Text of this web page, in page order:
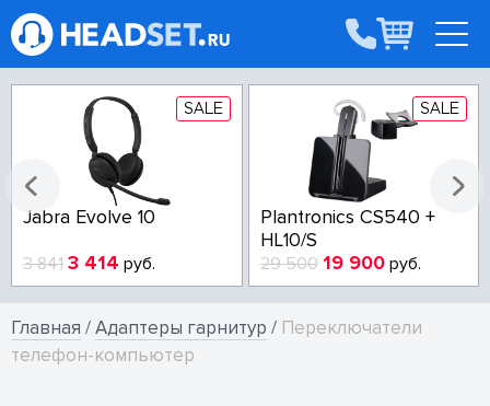
SALE
Jabra Evolve 10
3 841 3 414 руб.
SALE
Plantronics CS540 +
HL10/S
29 500 19 900руб.
Главная /Адаптеры гарнитур / Переключатели
телефон-компьютер